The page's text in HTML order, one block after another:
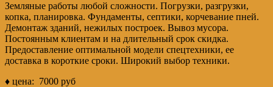
Земляные работы любой сложности. Погрузки, разгрузки,
копка, планировка. Фундаменты, септики, корчевание пней.
Демонтаж зданий, нежилых построек. Вывоз мусора.
Постоянным клиентам и на длительный срок скидка.
Предоставление оптимальной модели спецтехники, ее
доставка в короткие сроки. Широкий выбор техники.
♦ цена: 7000 руб